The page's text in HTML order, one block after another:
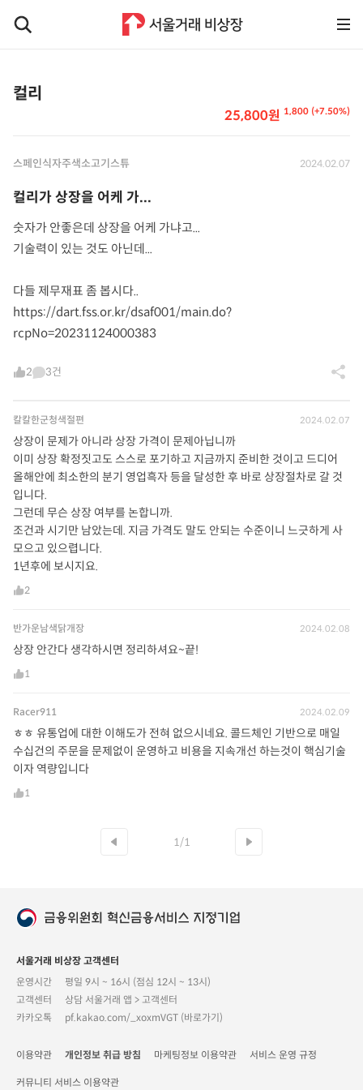
컬리
1,800 (+7.50%)
25,800원
스페인식자주색소고기스튜 2024.02.07
컬리가 상장을 어케 가...
숫자가 안좋은데 상장을 어케 가냐고...
기술력이 있는 것도 아닌데...
다들 제무재표 좀 봅시다..
https://dart.fss.or.kr/dsaf001/main.do?
rcpNo=20231124000383
2 3건
칼칼한군청색절편 2024.02.07
상장이 문제가 아니라 상장 가격이 문제아닙니까
이미 상장 확정짓고도 스스로 포기하고 지금까지 준비한 것이고 드디어
올해안에 최소한의 분기 영업흑자 등을 달성한 후 바로 상장절차로 갈 것
입니다.
그런데 무슨 상장 여부를 논합니까.
조건과 시기만 남았는데. 지금 가격도 말도 안되는 수준이니 느긋하게 사
모으고 있으렵니다.
1년후에 보시지요.
2
반가운남색닭개장 2024.02.08
상장 안간다 생각하시면 정리하셔요~끝!
1
Racer911 2024.02.09
ㅎㅎ 유통업에 대한 이해도가 전혀 없으시네요. 콜드체인 기반으로 매일
수십건의 주문을 문제없이 운영하고 비용을 지속개선 하는것이 핵심기술
이자 역량입니다
1
1/1
서울거래 비상장 고객센터
운영시간
평일 9시 ~ 16시 (점심 12시 ~ 13시)
고객센터
상담 서울거래 앱 > 고객센터
카카오톡
pf.kakao.com/_xoxmVGT (바로가기)
이용약관 개인정보 취급 방침 마케팅정보 이용약관 서비스 운영 규정
커뮤니티 서비스 이용약관